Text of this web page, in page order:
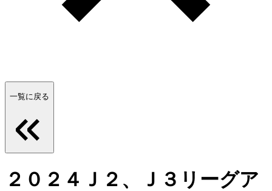
一覧に戻る
２０２４Ｊ２、Ｊ３リーグア